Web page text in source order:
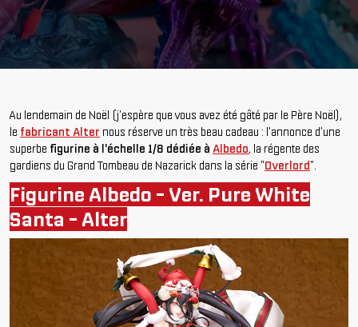
Au lendemain de Noël (j'espère que vous avez été gâté par le Père Noël),
le fabricant Alter nous réserve un très beau cadeau : l'annonce d'une
superbe figurine à l'échelle 1/8 dédiée à Albedo, la régente des
gardiens du Grand Tombeau de Nazarick dans la série "Overlord".
Figurine Albedo - Ver. Pure White
Santa - Alter